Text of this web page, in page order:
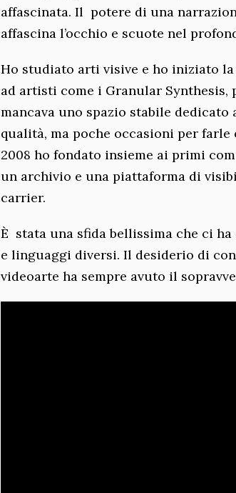
affascinata. Il potere di una
affascina l’occhio e scuote nel
Ho studiato arti visive e ho iniziato
ad artisti come i Granular
mancava uno spazio stabile
qualità, ma poche occasioni per
2008 ho fondato insieme ai primi
un archivio e una piattaforma di
carrier.
È stata una sfida bellissima che ci
e linguaggi diversi. Il desiderio di
videoarte ha sempre avuto il